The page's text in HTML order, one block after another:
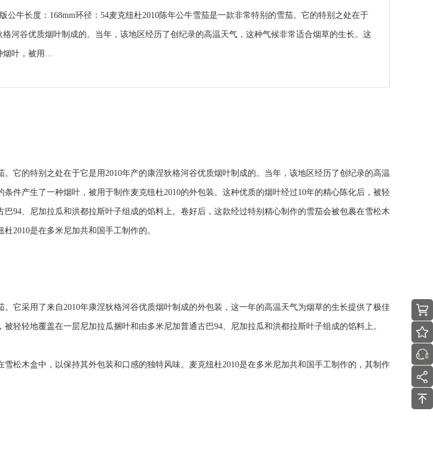
公牛长度：168mm环径：54麦克纽杜2010陈年公牛雪茄是一款非常特别的雪茄。它的特别之处在于
格河谷优质烟叶制成的。当年，该地区经历了创纪录的高温天气，这种气候非常适合烟草的生长。这
烟叶，被用…
它的特别之处在于它是用2010年产的康涅狄格河谷优质烟叶制成的。当年，该地区经历了创纪录的高温
件产生了一种烟叶，被用于制作麦克纽杜2010的外包装。这种优质的烟叶经过10年的精心陈化后，被轻
94、尼加拉瓜和洪都拉斯叶子组成的馅料上。卷好后，这款经过特别精心制作的雪茄会被包裹在雪松木
2010是在多米尼加共和国手工制作的。
。它采用了来自2010年康涅狄格河谷优质烟叶制成的外包装，这一年的高温天气为烟草的生长提供了极佳
轻轻地覆盖在一层尼加拉瓜捆叶和由多米尼加普通古巴94、尼加拉瓜和洪都拉斯叶子组成的馅料上。
松木盒中，以保持其外包装和口感的独特风味。麦克纽杜2010是在多米尼加共和国手工制作的，其制作